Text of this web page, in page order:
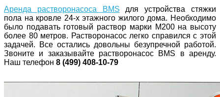
Аренда растворонасоса BMS для устройства стяжки
пола на кровле 24-х этажного жилого дома. Необходимо
было подавать готовый раствор марки М200 на высоту
более 80 метров. Растворонасос легко справился с этой
задачей. Все остались довольны безупречной работой.
Звоните и заказывайте растворонасос BMS в аренду.
Наш телефон 8 (499) 408-10-79